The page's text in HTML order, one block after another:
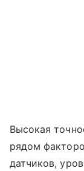
Высокая
рядом
датчиков,